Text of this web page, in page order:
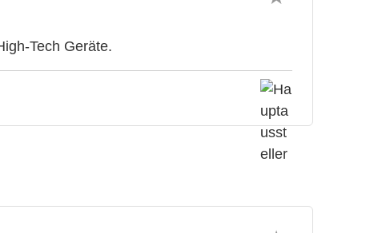
Tech Geräte.